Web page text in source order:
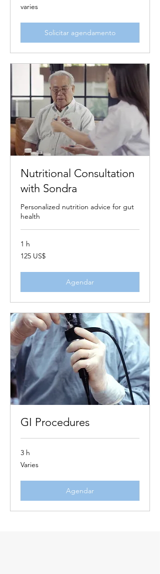
varies
varies
Solicitar agendamento
Nutritional Consultation
with Sondra
Personalized nutrition advice for gut
health
1 h
125
dólares
125 US$
Agendar
GI Procedures
3 h
Varies
Varies
Agendar